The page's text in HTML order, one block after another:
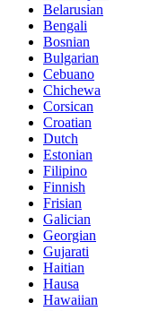
Belarusian
Bengali
Bosnian
Bulgarian
Cebuano
Chichewa
Corsican
Croatian
Dutch
Estonian
Filipino
Finnish
Frisian
Galician
Georgian
Gujarati
Haitian
Hausa
Hawaiian